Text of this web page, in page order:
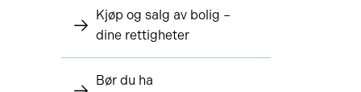
Kjøp og salg av bolig –
dine rettigheter
Bør du ha